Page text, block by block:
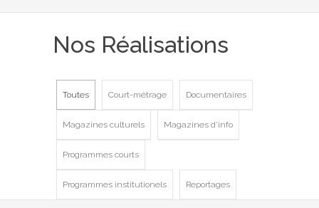
Nos Réalisations
Toutes Court-métrage Documentaires
Magazines culturels Magazines d'info
Programmes courts
Programmes institutionels Reportages